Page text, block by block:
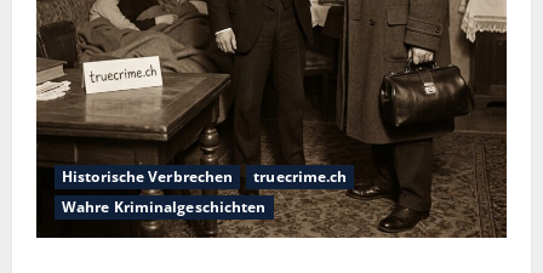
Historische Verbrechen
truecrime.ch
Wahre Kriminalgeschichten